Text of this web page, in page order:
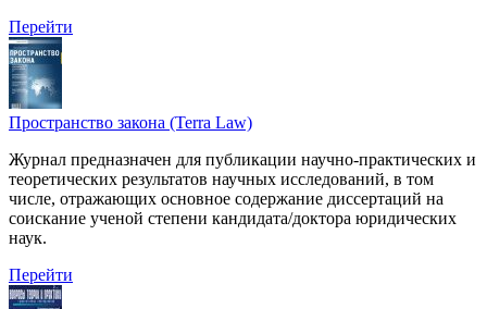
Перейти
Пространство закона (Terra Law)
Журнал предназначен для публикации научно-практических и
теоретических результатов научных исследований, в том
числе, отражающих основное содержание диссертаций на
соискание ученой степени кандидата/доктора юридических
наук.
Перейти